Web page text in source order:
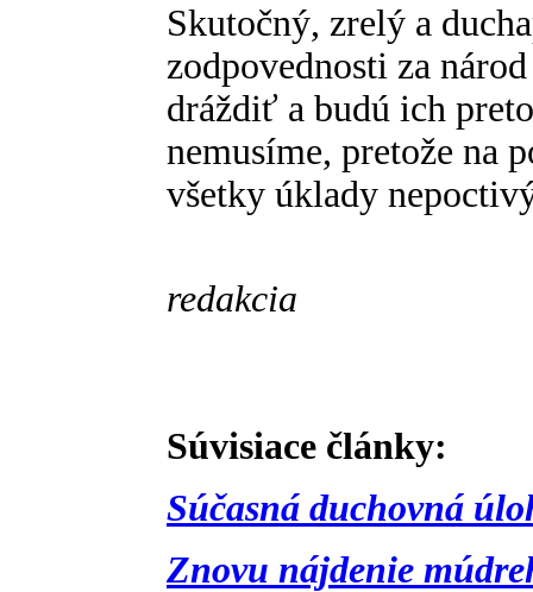
Skutočný, zrelý a
zodpovednosti za
dráždiť a budú ich
nemusíme, pretože na
všetky úklady
redakcia
Súvisiace články:
Súčasná duchovná
Znovu nájdenie